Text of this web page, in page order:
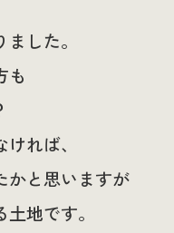
した。
も
れば、
かと思いますが
地です。